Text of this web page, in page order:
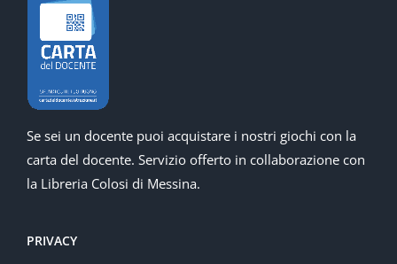
Se sei un docente puoi acquistare i nostri giochi con la
carta del docente. Servizio offerto in collaborazione con
la Libreria Colosi di Messina.
PRIVACY